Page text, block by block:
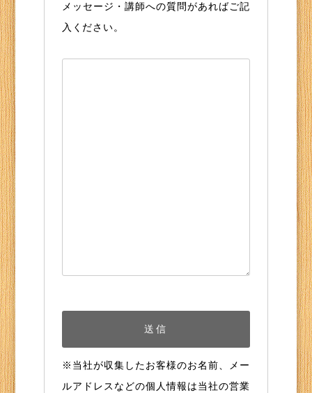
メッセージ・講師への質問があればご記
入ください。
※当社が収集したお客様のお名前、メー
ルアドレスなどの個人情報は当社の営業